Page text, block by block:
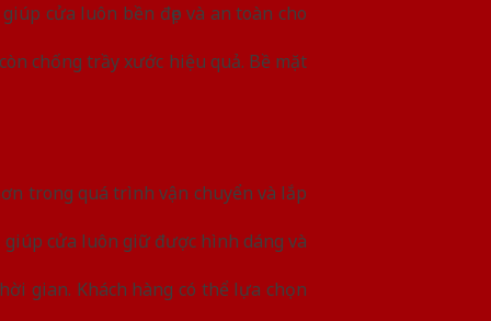
cửa luôn bền đẹp và an toàn cho
chống trầy xước hiệu quả. Bề mặt
trong quá trình vận chuyển và lắp
cửa luôn giữ được hình dáng và
gian. Khách hàng có thể lựa chọn